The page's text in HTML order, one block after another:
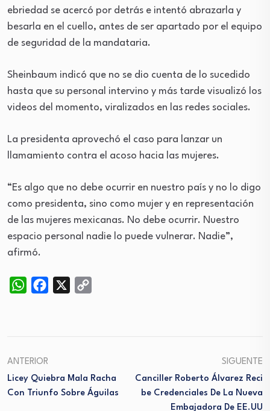
ebriedad se acercó por detrás e intentó abrazarla y
besarla en el cuello, antes de ser apartado por el equipo
de seguridad de la mandataria.
Sheinbaum indicó que no se dio cuenta de lo sucedido
hasta que su personal intervino y más tarde visualizó los
videos del momento, viralizados en las redes sociales.
La presidenta aprovechó el caso para lanzar un
llamamiento contra el acoso hacia las mujeres.
“Es algo que no debe ocurrir en nuestro país y no lo digo
como presidenta, sino como mujer y en representación
de las mujeres mexicanas. No debe ocurrir. Nuestro
espacio personal nadie lo puede vulnerar. Nadie”,
afirmó.
WhatsAppFacebook
ANTERIOR
Licey Quiebra Mala Racha
Con Triunfo Sobre Águilas
SIGUENTE
Canciller Roberto Álvarez Reci
Be Credenciales De La Nueva
Embajadora De EE.UU